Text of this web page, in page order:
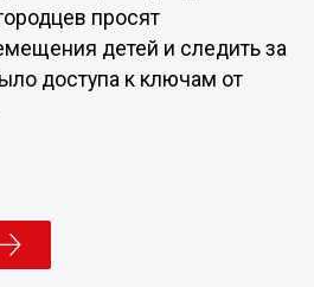
просят
детей и следить за
доступа к ключам от